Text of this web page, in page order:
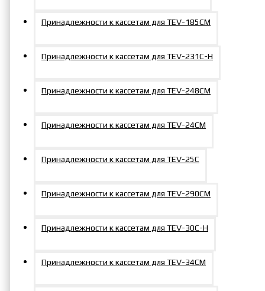
Принадлежности к кассетам для TEV-185СM
Принадлежности к кассетам для TEV-231С-Н
Принадлежности к кассетам для TEV-248СM
Принадлежности к кассетам для TEV-24CМ
Принадлежности к кассетам для TEV-25C
Принадлежности к кассетам для TEV-290СM
Принадлежности к кассетам для TEV-30С-Н
Принадлежности к кассетам для TEV-34CМ